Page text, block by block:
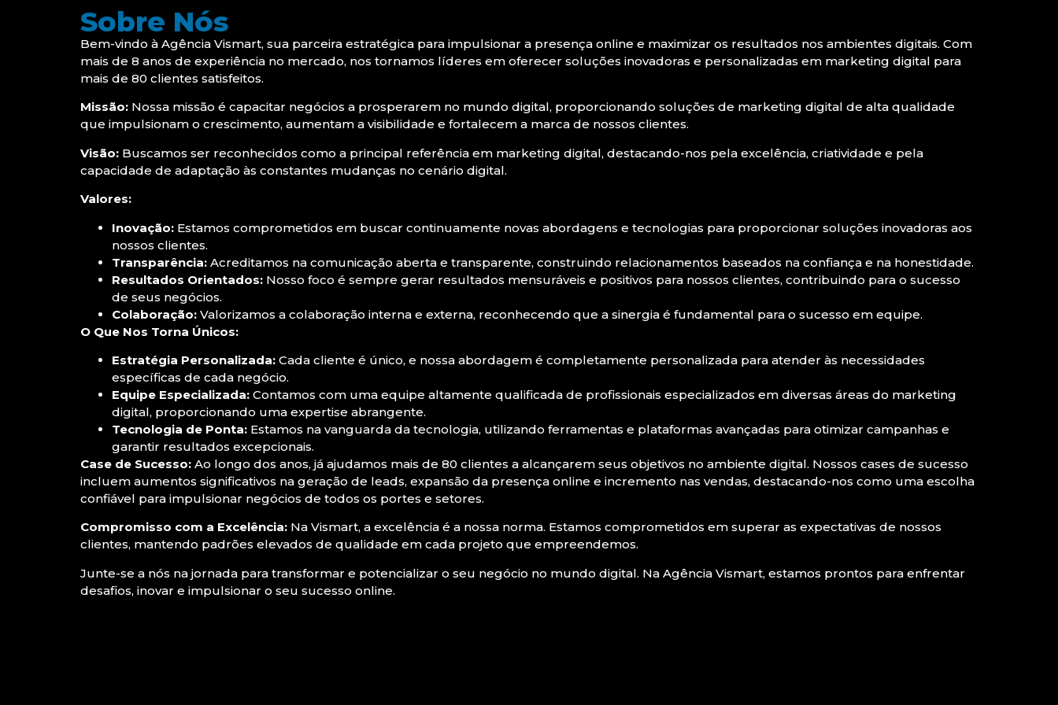
Sobre Nós
Bem-vindo à Agência Vismart, sua parceira estratégica para impulsionar a presença online e maximizar os resultados nos ambientes digitais. Com
mais de 8 anos de experiência no mercado, nos tornamos líderes em oferecer soluções inovadoras e personalizadas em marketing digital para
mais de 80 clientes satisfeitos.
Missão: Nossa missão é capacitar negócios a prosperarem no mundo digital, proporcionando soluções de marketing digital de alta qualidade
que impulsionam o crescimento, aumentam a visibilidade e fortalecem a marca de nossos clientes.
Visão: Buscamos ser reconhecidos como a principal referência em marketing digital, destacando-nos pela excelência, criatividade e pela
capacidade de adaptação às constantes mudanças no cenário digital.
Valores:
Inovação: Estamos comprometidos em buscar continuamente novas abordagens e tecnologias para proporcionar soluções inovadoras aos
nossos clientes.
Transparência: Acreditamos na comunicação aberta e transparente, construindo relacionamentos baseados na confiança e na honestidade.
Resultados Orientados: Nosso foco é sempre gerar resultados mensuráveis e positivos para nossos clientes, contribuindo para o sucesso
de seus negócios.
Colaboração: Valorizamos a colaboração interna e externa, reconhecendo que a sinergia é fundamental para o sucesso em equipe.
O Que Nos Torna Únicos:
Estratégia Personalizada: Cada cliente é único, e nossa abordagem é completamente personalizada para atender às necessidades
específicas de cada negócio.
Equipe Especializada: Contamos com uma equipe altamente qualificada de profissionais especializados em diversas áreas do marketing
digital, proporcionando uma expertise abrangente.
Tecnologia de Ponta: Estamos na vanguarda da tecnologia, utilizando ferramentas e plataformas avançadas para otimizar campanhas e
garantir resultados excepcionais.
Case de Sucesso: Ao longo dos anos, já ajudamos mais de 80 clientes a alcançarem seus objetivos no ambiente digital. Nossos cases de sucesso
incluem aumentos significativos na geração de leads, expansão da presença online e incremento nas vendas, destacando-nos como uma escolha
confiável para impulsionar negócios de todos os portes e setores.
Compromisso com a Excelência: Na Vismart, a excelência é a nossa norma. Estamos comprometidos em superar as expectativas de nossos
clientes, mantendo padrões elevados de qualidade em cada projeto que empreendemos.
Junte-se a nós na jornada para transformar e potencializar o seu negócio no mundo digital. Na Agência Vismart, estamos prontos para enfrentar
desafios, inovar e impulsionar o seu sucesso online.